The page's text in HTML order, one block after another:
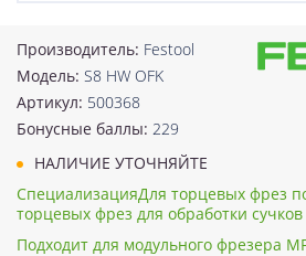
Производитель: Festool
Модель: S8 HW OFK
Артикул: 500368
Бонусные баллы: 229
НАЛИЧИЕ УТОЧНЯЙТЕ
СпециализацияДля торцевых фрез
торцевых фрез для обработки
Подходит для модульного фрезера